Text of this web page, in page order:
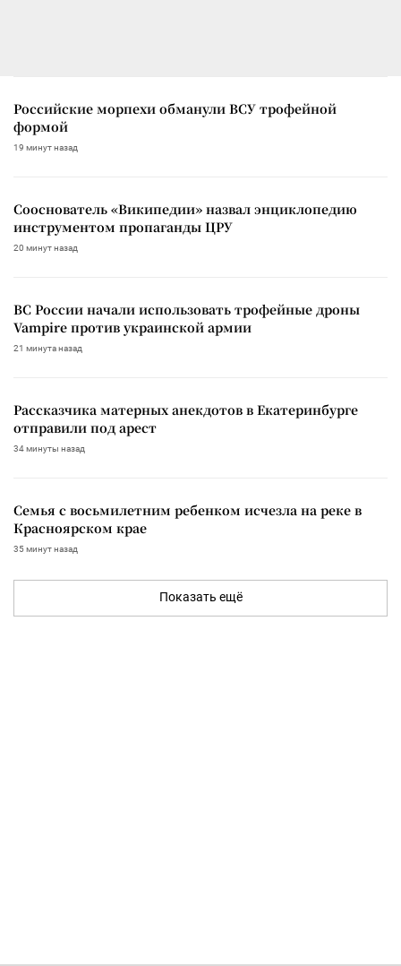
Российские морпехи обманули ВСУ трофейной
формой
19 минут назад
Сооснователь «Википедии» назвал энциклопедию
инструментом пропаганды ЦРУ
20 минут назад
ВС России начали использовать трофейные дроны
Vampire против украинской армии
21 минута назад
Рассказчика матерных анекдотов в Екатеринбурге
отправили под арест
34 минуты назад
Семья с восьмилетним ребенком исчезла на реке в
Красноярском крае
35 минут назад
Показать ещё